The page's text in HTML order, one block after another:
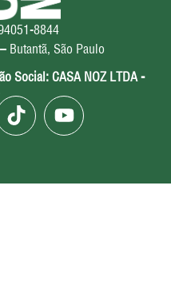
8844
Butantã, São Paulo
Social: CASA NOZ LTDA -